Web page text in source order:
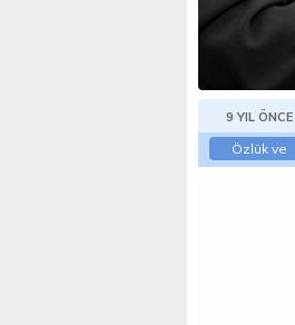
9 YIL ÖNCE
Özlük ve
Mevzuat